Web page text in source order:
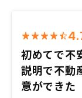
初めてで不
説明で不動
意ができた